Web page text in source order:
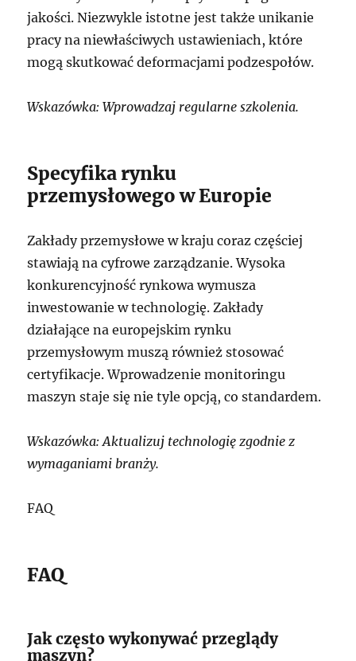
jakości. Niezwykle istotne jest także unikanie
pracy na niewłaściwych ustawieniach, które
mogą skutkować deformacjami podzespołów.
Wskazówka: Wprowadzaj regularne szkolenia.
Specyfika rynku
przemysłowego w Europie
Zakłady przemysłowe w kraju coraz częściej
stawiają na cyfrowe zarządzanie. Wysoka
konkurencyjność rynkowa wymusza
inwestowanie w technologię. Zakłady
działające na europejskim rynku
przemysłowym muszą również stosować
certyfikacje. Wprowadzenie monitoringu
maszyn staje się nie tyle opcją, co standardem.
Wskazówka: Aktualizuj technologię zgodnie z
wymaganiami branży.
FAQ
FAQ
Jak często wykonywać przeglądy
maszyn?